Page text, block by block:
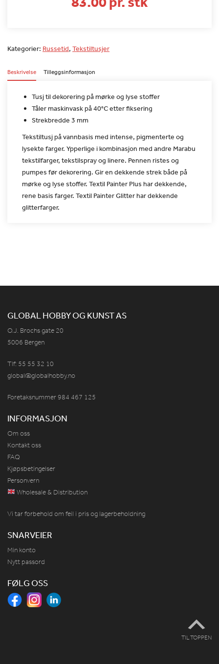
Kategorier: Russetid, Tekstiltusjer
Beskrivelse Tilleggsinformasjon
Tusj til dekorering på mørke og lyse stoffer
Tåler maskinvask på 40°C etter fiksering
Strekbredde 3 mm
Tekstiltusj på vannbasis med intense, pigmenterte og
lysekte farger. Ypperlige i kombinasjon med andre Marabu
tekstilfarger, tekstilspray og linere. Pennen ristes og
pumpes før dekorering. Giren dekkende strek både på
mørke og lyse stoffer. Textil Painter Plus har dekkende,
rene basis farger. Textil Painter Glitter hardekkende
glitterfarger.
GLOBAL HOBBY OG KUNST AS
O.J. Brochs gate 20
5006 Bergen
Tlf: 55 55 32 10
global@globalhobby.no
Foretaksnummer 984 467 125
INFORMASJON
Om oss
Kontakt oss
FAQ
Kjøpsbetingelser
Personvern
Wholesale & Distribution
Vi tar forbehold om feil i pris og lagerbeholdning
SNARVEIER
Min konto
Nytt passord
FØLG OSS
TIL TOPPEN